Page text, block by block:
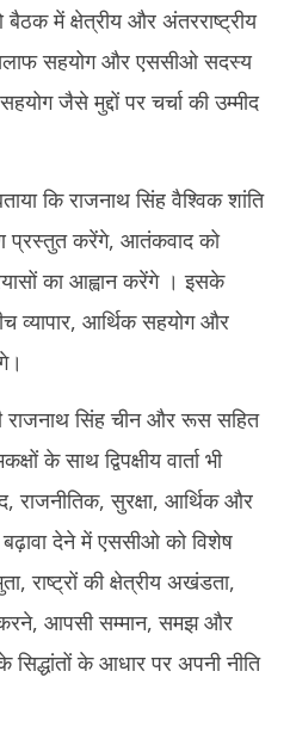
VIEWING
में क्षेत्रीय और अंतरराष्ट्रीय
सहयोग और एससीओ सदस्य
जैसे मुद्दों पर चर्चा की उम्मीद
कि राजनाथ सिंह वैश्विक शांति
प्रस्तुत करेंगे, आतंकवाद को
का आह्वान करेंगे । इसके
व्यापार, आर्थिक सहयोग और
राजनाथ सिंह चीन और रूस सहित
के साथ द्विपक्षीय वार्ता भी
राजनीतिक, सुरक्षा, आर्थिक और
देने में एससीओ को विशेष
राष्ट्रों की क्षेत्रीय अखंडता,
आपसी सम्मान, समझ और
के आधार पर अपनी नीति